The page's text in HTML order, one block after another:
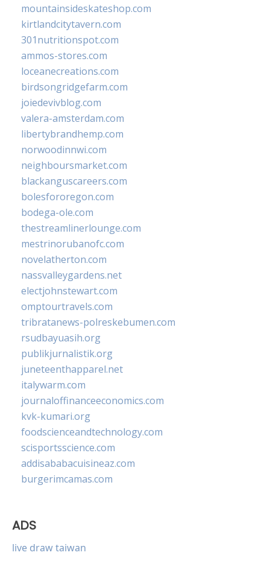
mountainsideskateshop.com
kirtlandcitytavern.com
301nutritionspot.com
ammos-stores.com
loceanecreations.com
birdsongridgefarm.com
joiedevivblog.com
valera-amsterdam.com
libertybrandhemp.com
norwoodinnwi.com
neighboursmarket.com
blackanguscareers.com
bolesfororegon.com
bodega-ole.com
thestreamlinerlounge.com
mestrinorubanofc.com
novelatherton.com
nassvalleygardens.net
electjohnstewart.com
omptourtravels.com
tribratanews-polreskebumen.com
rsudbayuasih.org
publikjurnalistik.org
juneteenthapparel.net
italywarm.com
journaloffinanceeconomics.com
kvk-kumari.org
foodscienceandtechnology.com
scisportsscience.com
addisababacuisineaz.com
burgerimcamas.com
ADS
live draw taiwan